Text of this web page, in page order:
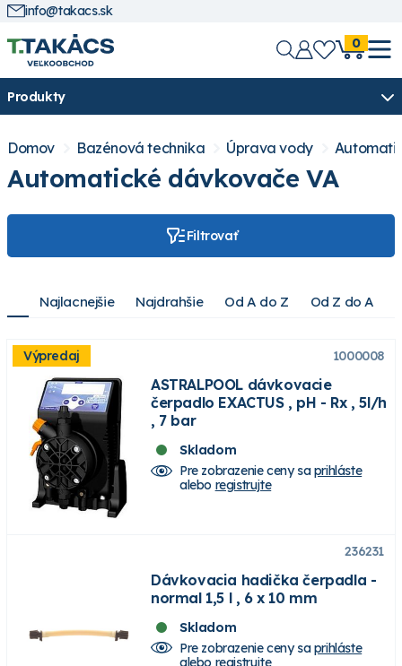
info@takacs.sk
0
Produkty
Domov Bazénová technika Úprava vody
Automatické dávkovače VA
Filtrovať
Najlacnejšie Najdrahšie Od A do Z Od Z do A
Výpredaj 1000008
ASTRALPOOL dávkovacie
čerpadlo EXACTUS , pH - Rx , 5l/h
, 7 bar
Skladom
Pre zobrazenie ceny saprihláste
alebo registrujte
236231
Dávkovacia hadička čerpadla -
normal 1,5 l , 6 x 10 mm
Skladom
Pre zobrazenie ceny saprihláste
alebo registrujte